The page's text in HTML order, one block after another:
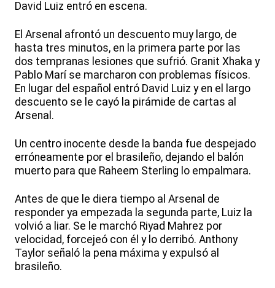
David Luiz entró en escena.
El Arsenal afrontó un descuento muy largo, de
hasta tres minutos, en la primera parte por las
dos tempranas lesiones que sufrió. Granit Xhaka y
Pablo Marí se marcharon con problemas físicos.
En lugar del español entró David Luiz y en el largo
descuento se le cayó la pirámide de cartas al
Arsenal.
Un centro inocente desde la banda fue despejado
erróneamente por el brasileño, dejando el balón
muerto para que Raheem Sterling lo empalmara.
Antes de que le diera tiempo al Arsenal de
responder ya empezada la segunda parte, Luiz la
volvió a liar. Se le marchó Riyad Mahrez por
velocidad, forcejeó con él y lo derribó. Anthony
Taylor señaló la pena máxima y expulsó al
brasileño.